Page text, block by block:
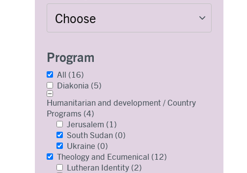
Program
All (16)
Diakonia (5)
Humanitarian and development / Country
Programs (4)
Jerusalem (1)
South Sudan (0)
Ukraine (0)
Theology and Ecumenical (12)
Lutheran Identity (2)